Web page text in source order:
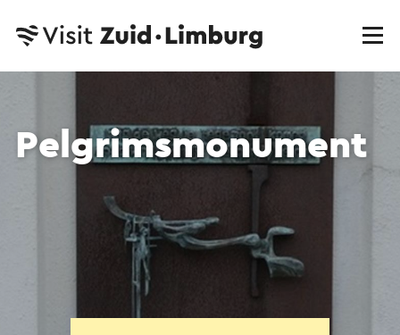
Pelgrimsmonument